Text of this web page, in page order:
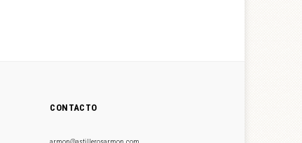
CONTACTO